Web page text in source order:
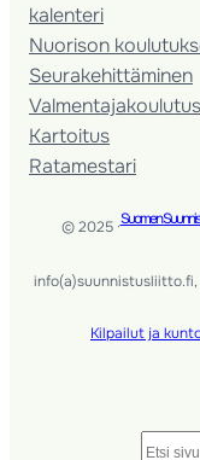
kalenteri
Nuorison
Seura­kehittäminen
Valmentaja­koulutus
Kartoitus
Ratamestari
© 2025 ·Suomen
info(a)suunnistusliitto.fi,
Kilpailut ja
Etsi